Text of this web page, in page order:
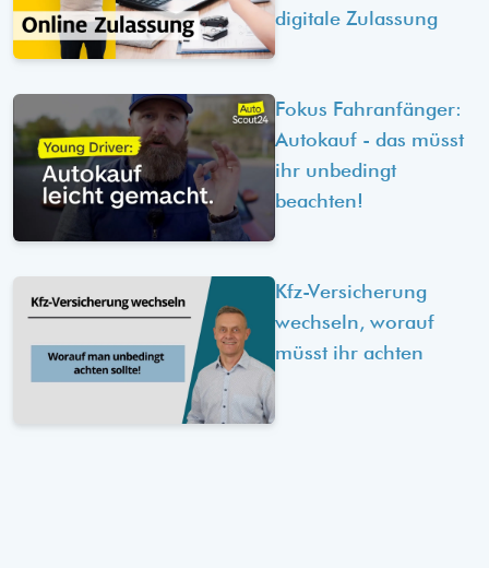
digitale Zulassung
Fokus Fahranfänger:
Autokauf - das müsst
ihr unbedingt
beachten!
Kfz-Versicherung
wechseln, worauf
müsst ihr achten